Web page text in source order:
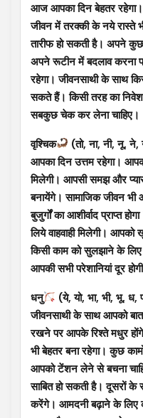
आज आपका दिन बेहतर रहेगा।
जीवन में तरक्की के नये
तारीफ हो सकती है। अपने
अपने रूटीन में बदलाव करना
रहेगा। जीवनसाथी के साथ
सकते हैं। किसी तरह का
सबकुछ चेक कर लेना चाहिए।
वृश्चिक
(तो, ना, नी, नू, ने,
आपका दिन उत्तम रहेगा।
मिलेगी। आपसी समझ और
बनायेंगे। सामाजिक जीवन
बुजुर्गों का आशीर्वाद प्राप्त
लिये वाहवाही मिलेगी।
किसी काम को सुलझाने के
आपकी सभी परेशानियां दूर
धनु
(ये, यो, भा, भी, भू, ध,
जीवनसाथी के साथ आपको
रखने पर आपके रिश्ते मधुर
भी बेहतर बना रहेगा। कुछ
आपको टेंशन लेने से बचना
साबित हो सकती है। दूसरों के
करेंगे। आमदनी बढ़ाने के लिए